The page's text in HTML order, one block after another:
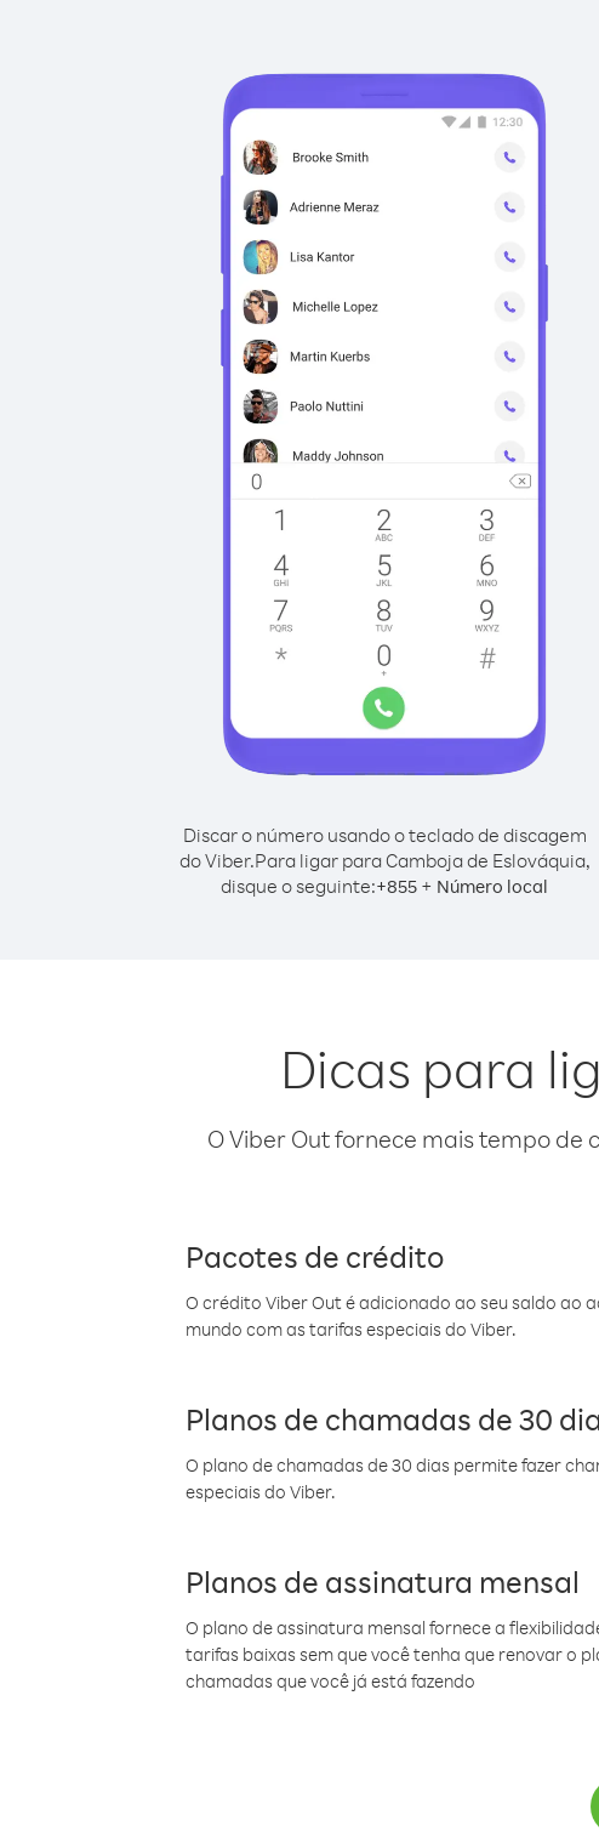
Discar o número usando o teclado de discagem
do Viber.Para ligar para Camboja de Eslováquia,
disque o seguinte:+855 + Número local
Dicas para
O Viber Out fornece mais tempo de
Pacotes de crédito
O crédito Viber Out é adicionado ao seu saldo ao
mundo com as tarifas especiais do Viber.
Planos de chamadas de 30
O plano de chamadas de 30 dias permite fazer
especiais do Viber.
Planos de assinatura mensal
O plano de assinatura mensal fornece a
tarifas baixas sem que você tenha que renovar o
chamadas que você já está fazendo